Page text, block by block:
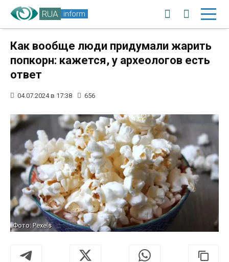
RUA inform
Как вообще люди придумали жарить
попкорн: кажется, у археологов есть
ответ
04.07.2024 в 17:38 656
Фото: Pexels